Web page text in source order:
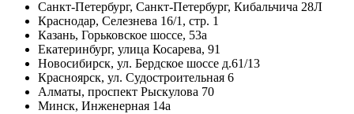
Санкт-Петербург, Санкт-Петербург, Кибальчича 28Л
Краснодар, Селезнева 16/1, стр. 1
Казань, Горьковское шоссе, 53а
Екатеринбург, улица Косарева, 91
Новосибирск, ул. Бердское шоссе д.61/13
Красноярск, ул. Судостроительная 6
Алматы, проспект Рыскулова 70
Минск, Инженерная 14а